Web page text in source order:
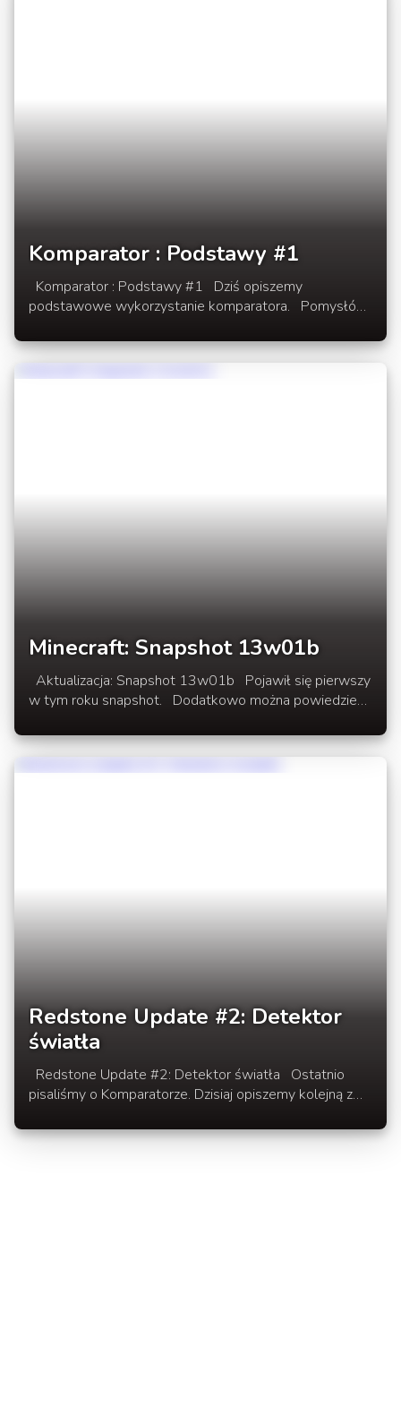
Komparator : Podstawy #1
Komparator : Podstawy #1 Dziś opiszemy
podstawowe wykorzystanie komparatora. Pomysłów
trzeba dać tylko czas kreatywnym budowniczym na
odkrycie jego możliwości. W rozwinięciu newsa
wykorzystanie komparatora do sprawdzania zawartości
Minecraft: Snapshot 13w01b
Aktualizacja: Snapshot 13w01b Pojawił się pierwszy
w tym roku snapshot. Dodatkowo można powiedzieć
rudę, nowy blok dekoracyjny i kilka nowych elementów
do Redstone! W rozwinięciu newsa poczytacie o
wszystkich nowościach.
Redstone Update #2: Detektor
światła
Redstone Update #2: Detektor światła Ostatnio
pisaliśmy o Komparatorze. Dzisiaj opiszemy kolejną z
Detektora w rozwinięciu newsa.